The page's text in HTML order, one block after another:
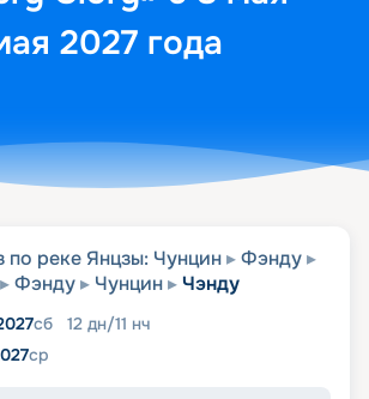
2027 года
по реке Янцзы: Чунцин
Фэнду
Фэнду Чунцин Чэнду
сб 12 дн/11 нч
ср